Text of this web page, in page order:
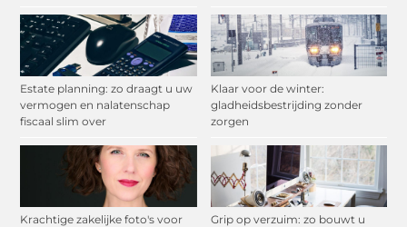
Estate planning: zo draagt u uw
vermogen en nalatenschap
fiscaal slim over
Klaar voor de winter:
gladheidsbestrijding zonder
zorgen
Krachtige zakelijke foto's voor
Grip op verzuim: zo bouwt u